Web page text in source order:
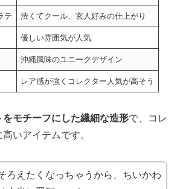
テ 渋くてクール、玄人好みの仕上がり
優しい雰囲気が人気
沖縄風味のユニークデザイン
レア感が強くコレクター人気が高そう
をモチーフにした繊細な造形で、コレ
いアイテムです。
ろえたくなっちゃうから、ちいかわ